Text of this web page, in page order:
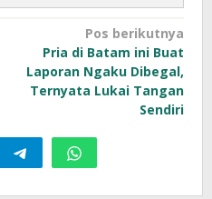
Pos berikutnya
Pria di Batam ini Buat
Laporan Ngaku Dibegal,
Ternyata Lukai Tangan
Sendiri